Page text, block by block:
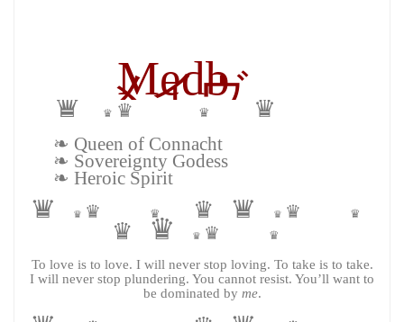
Medb
メイヴ
♛ ♛ ♛ ♛ ♛
❧ Queen of Connacht
❧ Sovereignty Godess
❧ Heroic Spirit
♛ ♛ ♛ ♛ ♛ ♛ ♛ ♛ ♛
♛ ♛ ♛ ♛ ♛
To love is to love. I will never stop loving. To take is to take.
I will never stop plundering. You cannot resist. You’ll want to
be dominated by me.